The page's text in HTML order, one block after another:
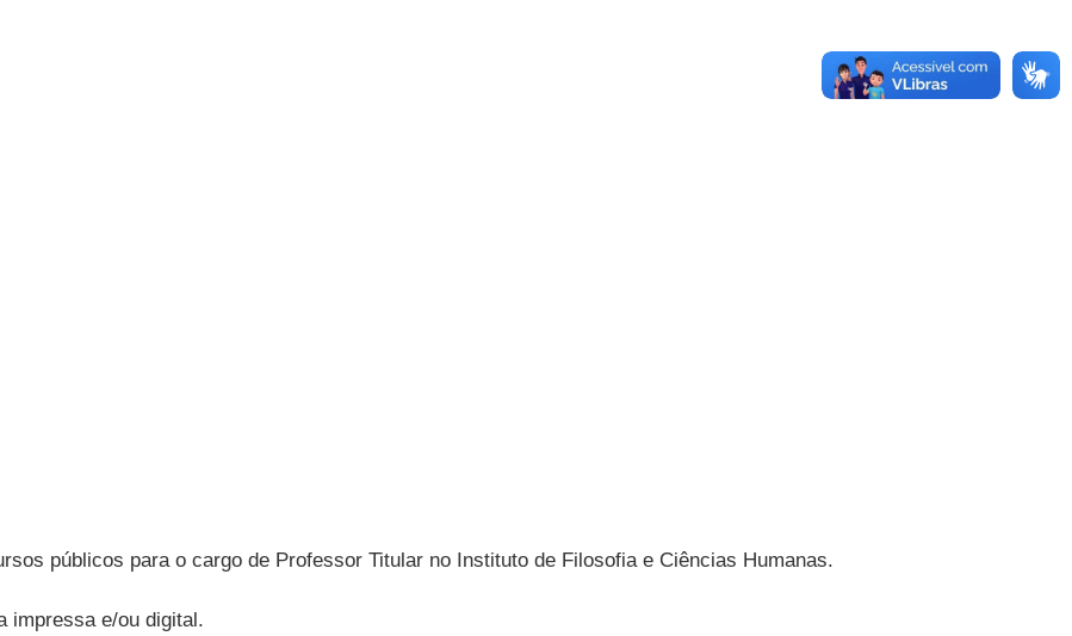
públicos para o cargo de Professor Titular no Instituto de Filosofia e Ciências Humanas.
impressa e/ou digital.